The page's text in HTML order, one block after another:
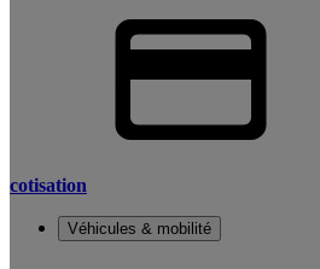
cotisation
Véhicules & mobilité